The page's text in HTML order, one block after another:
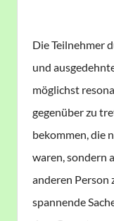
Die Teilnehmer
und
möglichst
gegenüber zu
bekommen, die
waren, sondern
anderen Person
spannende